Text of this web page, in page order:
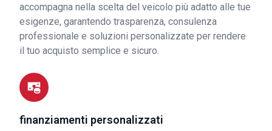
accompagna nella scelta del veicolo più adatto alle tue
esigenze, garantendo trasparenza, consulenza
professionale e soluzioni personalizzate per rendere
il tuo acquisto semplice e sicuro.
finanziamenti personalizzati